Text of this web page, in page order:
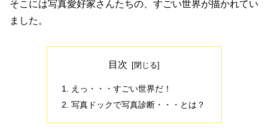
そこには写真愛好家さんたちの、すごい世界が描かれてい
ました。
目次
えっ・・・すごい世界だ！
写真ドックで写真診断・・・とは？